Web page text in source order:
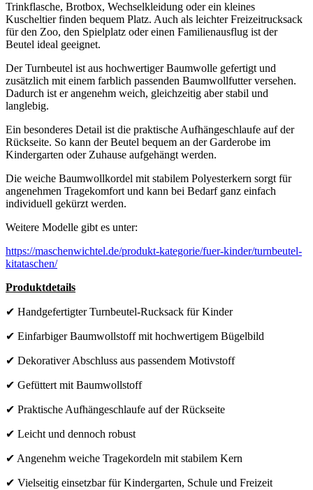
Trinkflasche, Brotbox, Wechselkleidung oder ein kleines
Kuscheltier finden bequem Platz. Auch als leichter Freizeitrucksack
für den Zoo, den Spielplatz oder einen Familienausflug ist der
Beutel ideal geeignet.
Der Turnbeutel ist aus hochwertiger Baumwolle gefertigt und
zusätzlich mit einem farblich passenden Baumwollfutter versehen.
Dadurch ist er angenehm weich, gleichzeitig aber stabil und
langlebig.
Ein besonderes Detail ist die praktische Aufhängeschlaufe auf der
Rückseite. So kann der Beutel bequem an der Garderobe im
Kindergarten oder Zuhause aufgehängt werden.
Die weiche Baumwollkordel mit stabilem Polyesterkern sorgt für
angenehmen Tragekomfort und kann bei Bedarf ganz einfach
individuell gekürzt werden.
Weitere Modelle gibt es unter:
https://maschenwichtel.de/produkt-kategorie/fuer-kinder/turnbeutel-
kitataschen/
Produktdetails
✔ Handgefertigter Turnbeutel-Rucksack für Kinder
✔ Einfarbiger Baumwollstoff mit hochwertigem Bügelbild
✔ Dekorativer Abschluss aus passendem Motivstoff
✔ Gefüttert mit Baumwollstoff
✔ Praktische Aufhängeschlaufe auf der Rückseite
✔ Leicht und dennoch robust
✔ Angenehm weiche Tragekordeln mit stabilem Kern
✔ Vielseitig einsetzbar für Kindergarten, Schule und Freizeit